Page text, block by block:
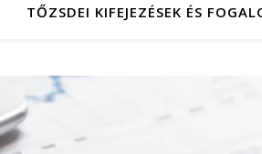
TŐZSDEI KIFEJEZÉSEK ÉS